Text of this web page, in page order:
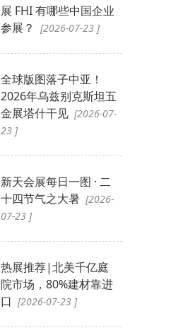
展 FHI 有哪些中国企业
参展？
[2026-07-23 ]
全球版图落子中亚！
2026年乌兹别克斯坦五
金展塔什干见 [2026-07-
23 ]
新天会展每日一图 · 二
十四节气之大暑 [2026-
07-23 ]
热展推荐|北美千亿庭
院市场，80%建材靠进
口 [2026-07-23 ]